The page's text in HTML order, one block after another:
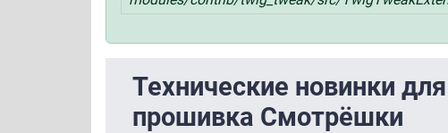
Технические новинки
прошивка Смотрёшки